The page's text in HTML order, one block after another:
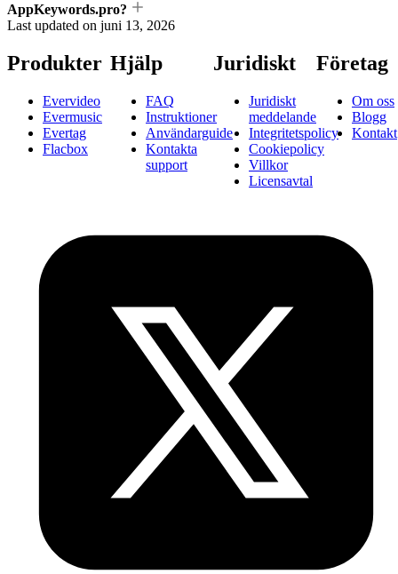
AppKeywords.pro?
Last updated on juni 13, 2026
Produkter
Evervideo
Evermusic
Evertag
Flacbox
Hjälp
FAQ
Instruktioner
Användarguide
Kontakta
support
Juridiskt
Juridiskt
meddelande
Integritetspolicy
Cookiepolicy
Villkor
Licensavtal
Företag
Om oss
Blogg
Kontakt